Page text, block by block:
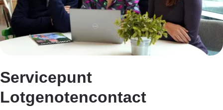
Servicepunt
Lotgenotencontact